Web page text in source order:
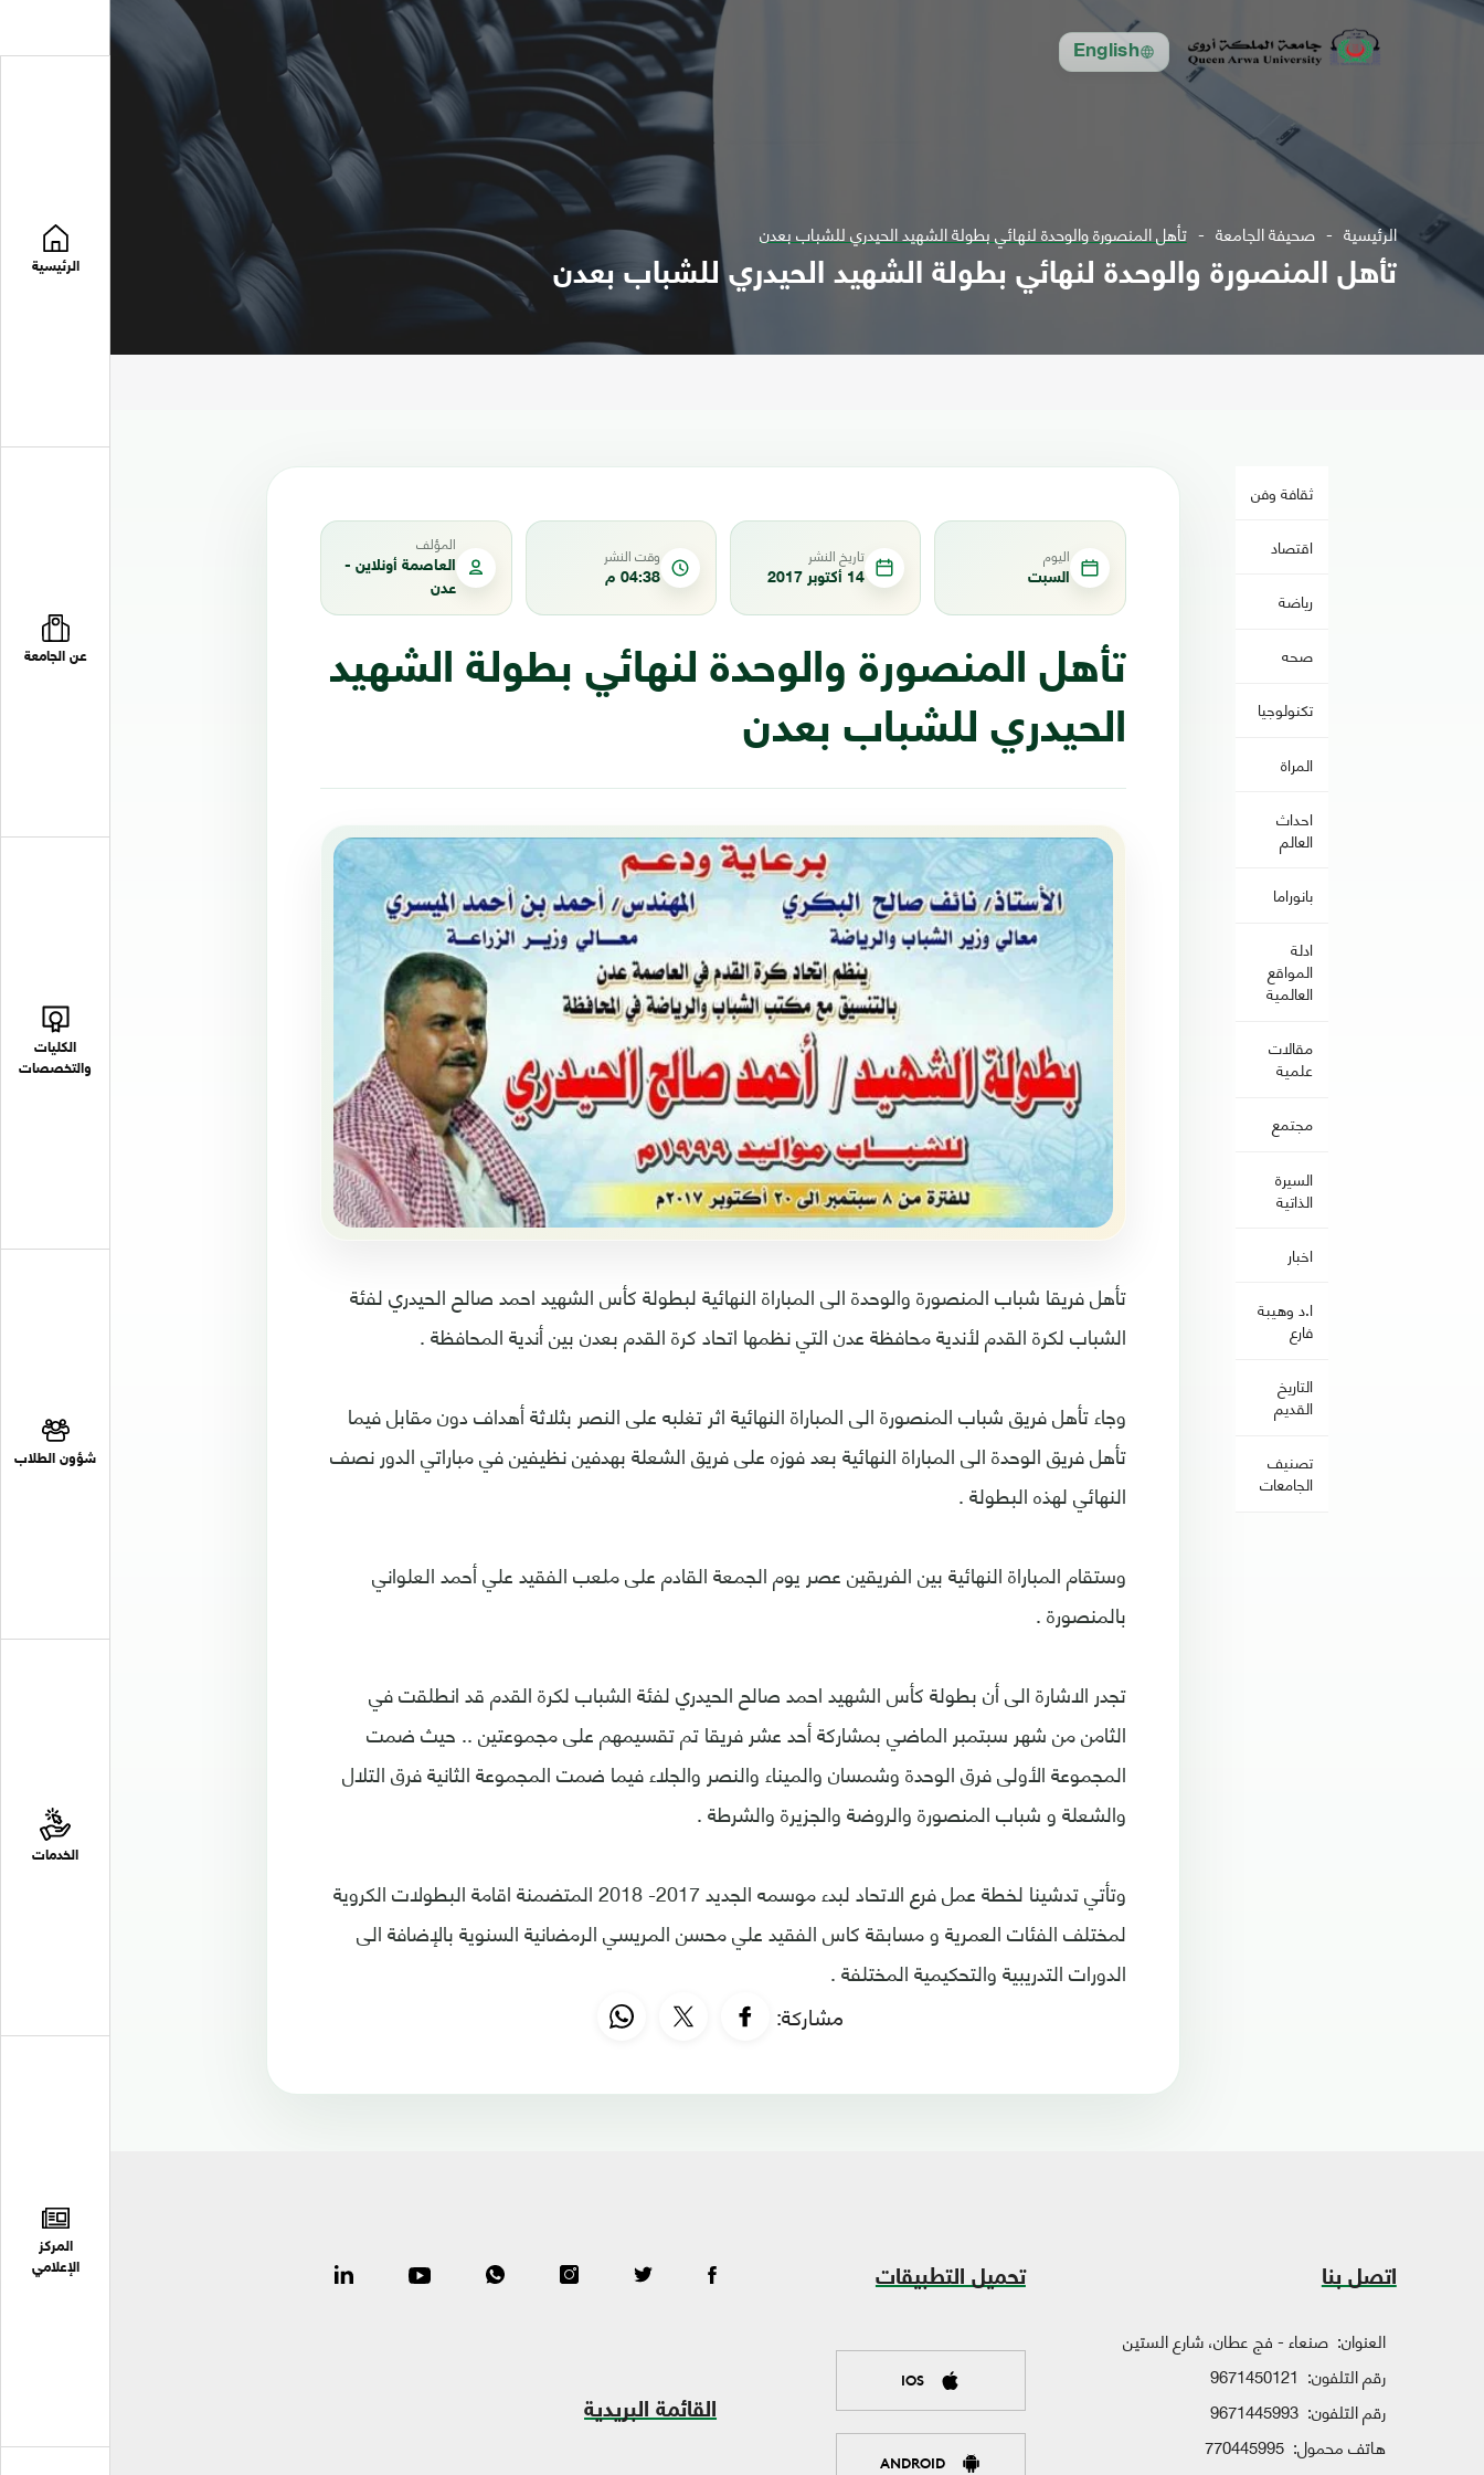
English
الرئيسية
عن الجامعة
الكليات
والتخصصات
شؤون الطلاب
الخدمات
المركز
الإعلامي
الرئيسية صحيفة الجامعة تأهل المنصورة والوحدة لنهائي بطولة الشهيد الحيدري للشباب بعدن
تأهل المنصورة والوحدة لنهائي بطولة الشهيد الحيدري للشباب بعدن
ثقافة وفن
اقتصاد
رياضة
صحه
تكنولوجيا
المراة
احداث
العالم
بانوراما
ادلة
المواقع
العالمية
مقالات
علمية
مجتمع
السيرة
الذاتية
اخبار
ا.د وهيبة
فارع
التاريخ
القديم
تصنيف
الجامعات
اليوم
السبت
تاريخ النشر
14 أكتوبر 2017
وقت النشر
04:38 م
المؤلف
العاصمة أونلاين -
عدن
تأهل المنصورة والوحدة لنهائي بطولة الشهيد
الحيدري للشباب بعدن
تأهل فريقا شباب المنصورة والوحدة الى المباراة النهائية لبطولة كأس الشهيد احمد صالح الحيدري لفئة
الشباب لكرة القدم لأندية محافظة عدن التي نظمها اتحاد كرة القدم بعدن بين أندية المحافظة .
وجاء تأهل فريق شباب المنصورة الى المباراة النهائية اثر تغلبه على النصر بثلاثة أهداف دون مقابل فيما
تأهل فريق الوحدة الى المباراة النهائية بعد فوزه على فريق الشعلة بهدفين نظيفين في مباراتي الدور نصف
النهائي لهذه البطولة .
وستقام المباراة النهائية بين الفريقين عصر يوم الجمعة القادم على ملعب الفقيد علي أحمد العلواني
بالمنصورة .
تجدر الاشارة الى أن بطولة كأس الشهيد احمد صالح الحيدري لفئة الشباب لكرة القدم قد انطلقت في
الثامن من شهر سبتمبر الماضي بمشاركة أحد عشر فريقا تم تقسيمهم على مجموعتين .. حيث ضمت
المجموعة الأولى فرق الوحدة وشمسان والميناء والنصر والجلاء فيما ضمت المجموعة الثانية فرق التلال
والشعلة و شباب المنصورة والروضة والجزيرة والشرطة .
وتأتي تدشينا لخطة عمل فرع الاتحاد لبدء موسمه الجديد 2017- 2018 المتضمنة اقامة البطولات الكروية
لمختلف الفئات العمرية و مسابقة كاس الفقيد علي محسن المريسي الرمضانية السنوية بالإضافة الى
الدورات التدريبية والتحكيمية المختلفة .
مشاركة:
اتصل بنا
العنوان: صنعاء - فج عطان، شارع الستين
رقم التلفون: 9671450121
رقم التلفون: 9671445993
هاتف محمول: 770445995
تحميل التطبيقات
IOS
ANDROID
القائمة البريدية